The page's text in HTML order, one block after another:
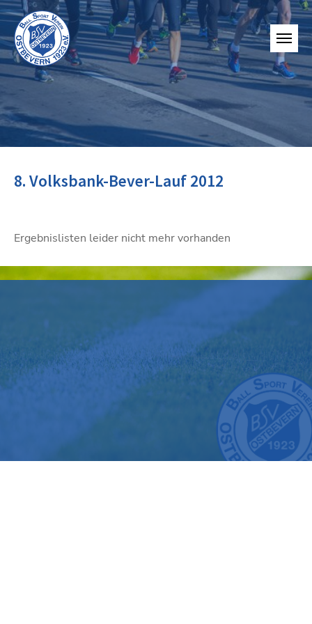
8. Volksbank-Bever-Lauf 2012
Ergebnislisten leider nicht mehr vorhanden